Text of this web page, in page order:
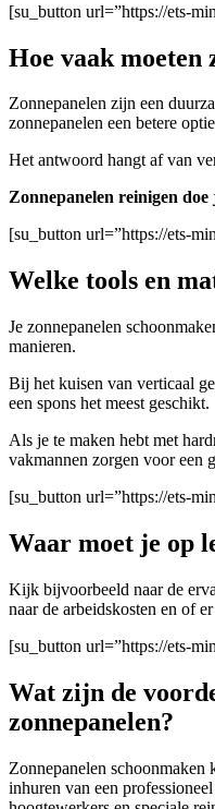
[su_button url=”https://ets-
Hoe vaak moeten
Zonnepanelen zijn een
zonnepanelen een betere
Het antwoord hangt af van
Zonnepanelen reinigen
[su_button url=”https://ets-
Welke tools en
Je zonnepanelen
manieren.
Bij het kuisen van verticaal
een spons het meest geschikt.
Als je te maken hebt met
vakmannen zorgen voor een
[su_button url=”https://ets-
Waar moet je op
Kijk bijvoorbeeld naar de
naar de arbeidskosten en of
[su_button url=”https://ets-
Wat zijn de
zonnepanelen?
Zonnepanelen
inhuren van een